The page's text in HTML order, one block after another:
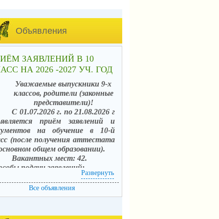
Объявления
ЗАЯВЛЕНИЙ В 10
НА 2026 -2027 УЧ. ГОД
Уважаемые выпускники 9-х
классов, родители (законные
представители)!
С 01.07.2026 г. по 21.08.2026 г
приём заявлений и
на обучение в 10-й
(после получения аттестата
общем образовании).
Вакантных мест: 42.
подачи заявлений:
в электронной форме
единого портала
услуг (ЕПГУ) с
организации»;
Развернуть
Все объявления